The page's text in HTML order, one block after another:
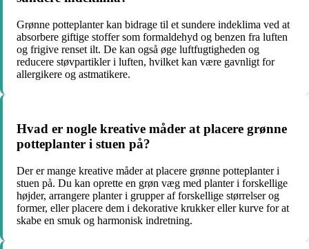
Grønne potteplanter kan bidrage til et sundere indeklima ved at
absorbere giftige stoffer som formaldehyd og benzen fra luften
og frigive renset ilt. De kan også øge luftfugtigheden og
reducere støvpartikler i luften, hvilket kan være gavnligt for
allergikere og astmatikere.
Hvad er nogle kreative måder at placere grønne
potteplanter i stuen på?
Der er mange kreative måder at placere grønne potteplanter i
stuen på. Du kan oprette en grøn væg med planter i forskellige
højder, arrangere planter i grupper af forskellige størrelser og
former, eller placere dem i dekorative krukker eller kurve for at
skabe en smuk og harmonisk indretning.